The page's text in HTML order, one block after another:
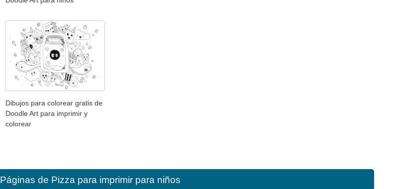
Dibujos para colorear gratis de
Doodle Art para imprimir y
colorear
Páginas de Pizza para imprimir para niños